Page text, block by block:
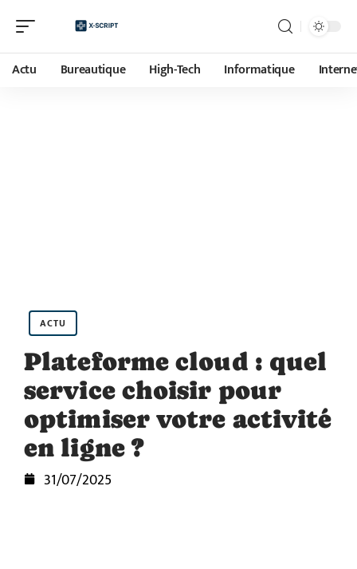
Actu Bureautique High-Tech Informatique
ACTU
Plateforme cloud : quel
service choisir pour
optimiser votre activité
en ligne ?
31/07/2025